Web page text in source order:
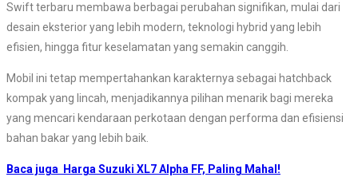
Swift terbaru membawa berbagai perubahan signifikan, mulai dari
desain eksterior yang lebih modern, teknologi hybrid yang lebih
efisien, hingga fitur keselamatan yang semakin canggih.
Mobil ini tetap mempertahankan karakternya sebagai hatchback
kompak yang lincah, menjadikannya pilihan menarik bagi mereka
yang mencari kendaraan perkotaan dengan performa dan efisiensi
bahan bakar yang lebih baik.
Baca juga Harga Suzuki XL7 Alpha FF, Paling Mahal!